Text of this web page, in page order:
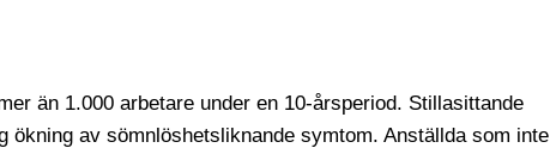
än 1.000 arbetare under en 10-årsperiod. Stillasittande
ökning av sömnlöshetsliknande symtom. Anställda som inte